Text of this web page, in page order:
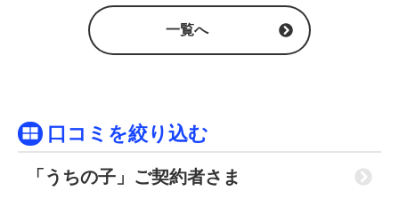
一覧へ
口コミを絞り込む
「うちの子」ご契約者さま